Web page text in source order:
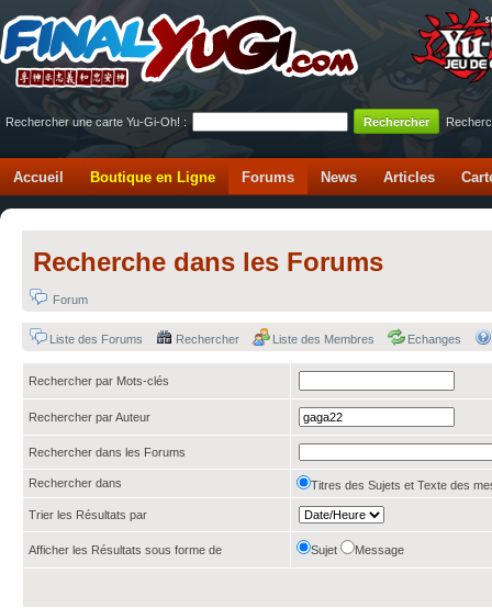
Rechercher une carte Yu-Gi-Oh! :
Accueil Boutique en Ligne Forums News Articles
Recherche dans les Forums
Forum
Liste des Forums Rechercher Liste des Membres Echanges
Rechercher par Mots-clés
Rechercher par Auteur
Rechercher dans les Forums
Rechercher dans Titres des Sujets et Texte des
Trier les Résultats par
Afficher les Résultats sous forme de Sujet Message